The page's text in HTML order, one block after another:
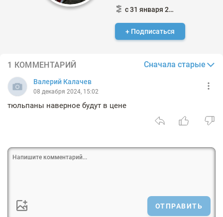
с 31 января 2015
+ Подписаться
1 КОММЕНТАРИЙ Сначала старые
Валерий Калачев
08 декабря 2024, 15:02
тюльпаны наверное будут в цене
ОТПРАВИТЬ